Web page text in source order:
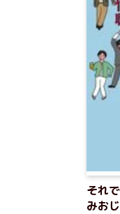
それ
みお